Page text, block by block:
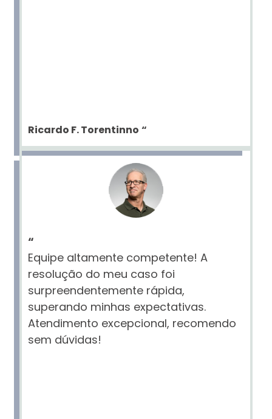
Ricardo F. Torentinno “
“
Equipe altamente competente! A
resolução do meu caso foi
surpreendentemente rápida,
superando minhas expectativas.
Atendimento excepcional, recomendo
sem dúvidas!